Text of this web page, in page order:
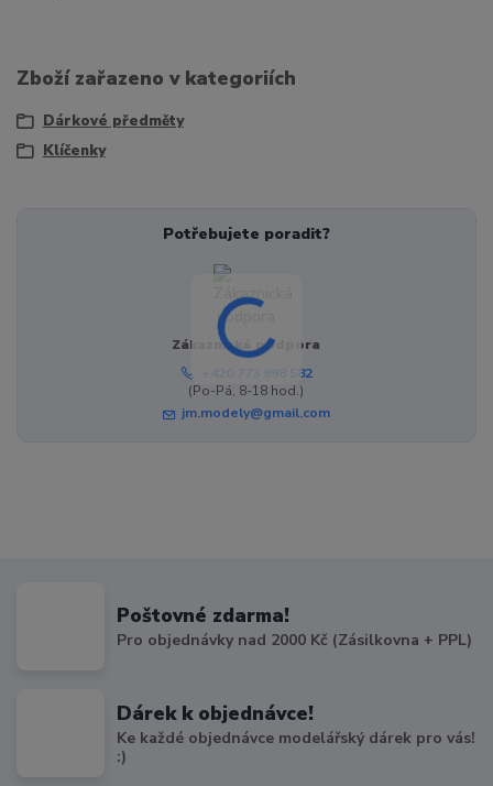
Zboží zařazeno v kategoriích
Dárkové předměty
Klíčenky
Potřebujete poradit?
Zákaznická podpora
+420 773 998 582
(Po-Pá, 8-18 hod.)
jm.modely@gmail.com
Poštovné zdarma!
Pro objednávky nad 2000 Kč (Zásilkovna + PPL)
Dárek k objednávce!
Ke každé objednávce modelářský dárek pro vás!
:)